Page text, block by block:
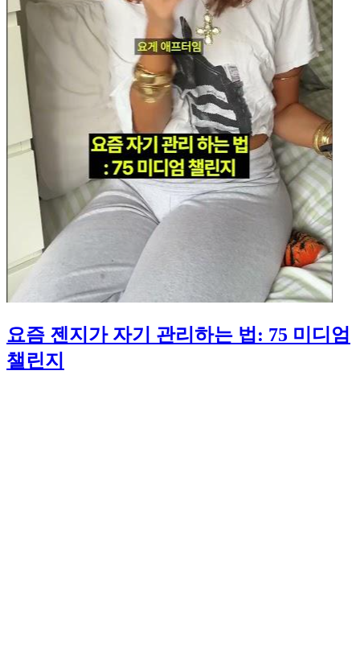
요즘 젠지가 자기 관리하는 법: 75 미디엄
챌린지